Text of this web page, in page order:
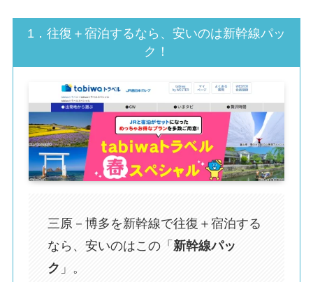
1．往復＋宿泊するなら、安いのは新幹線パッ
ク！
三原－博多を新幹線で往復＋宿泊する
なら、安いのはこの「 新幹線パッ
ク 」。